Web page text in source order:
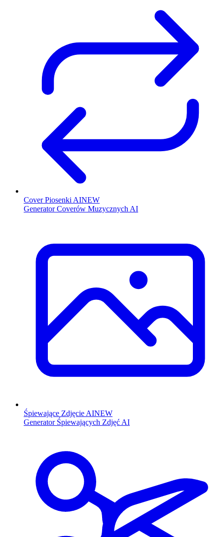
Cover Piosenki AINEW
Generator Coverów Muzycznych AI
Śpiewające Zdjęcie AINEW
Generator Śpiewających Zdjęć AI